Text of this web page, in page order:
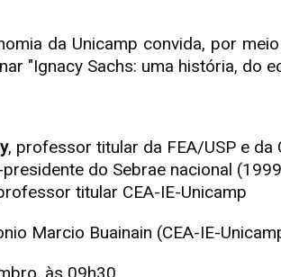
da Unicamp convida, por
"Ignacy Sachs: uma história, do
, professor titular da FEA/USP e da
presidente do Sebrae nacional
titular CEA-IE-Unicamp
Marcio Buainain (CEA-IE-